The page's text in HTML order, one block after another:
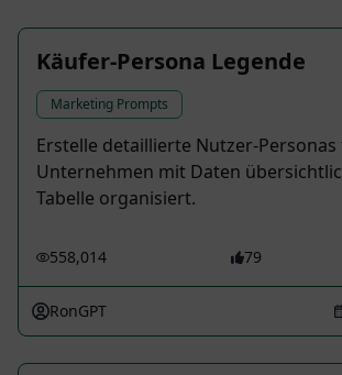
Käufer-Persona Legende
Marketing Prompts
Erstelle detaillierte Nutzer-
Unternehmen mit Daten
Tabelle organisiert.
558,014 79
RonGPT